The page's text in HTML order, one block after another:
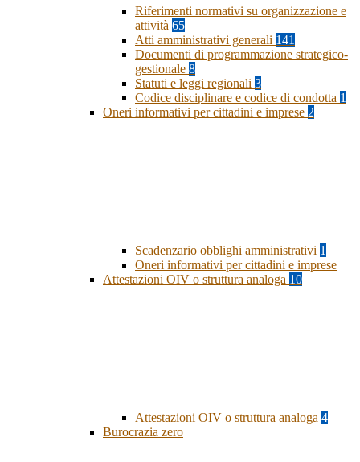
Riferimenti normativi su organizzazione e
attività 65
Atti amministrativi generali 141
Documenti di programmazione strategico-
gestionale 8
Statuti e leggi regionali 3
Codice disciplinare e codice di condotta 1
Oneri informativi per cittadini e imprese 2
Scadenzario obblighi amministrativi 1
Oneri informativi per cittadini e imprese
Attestazioni OIV o struttura analoga 10
Attestazioni OIV o struttura analoga 4
Burocrazia zero